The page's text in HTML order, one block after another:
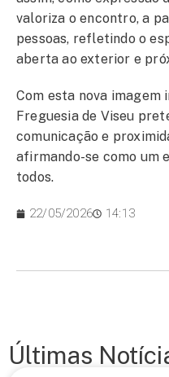
valoriza o encontro, a
pessoas, refletindo o
aberta ao exterior e
Com esta nova imagem
Freguesia de Viseu
comunicação e
afirmando-se como um
todos.
22/05/2026 14:13
Últimas